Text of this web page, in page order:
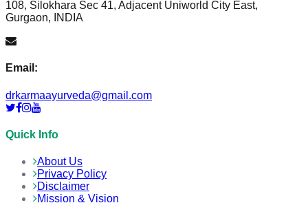
108, Silokhara Sec 41, Adjacent Uniworld City East,
Gurgaon, INDIA
Email:
drkarmaayurveda@gmail.com
Quick Info
About Us
Privacy Policy
Disclaimer
Mission & Vision